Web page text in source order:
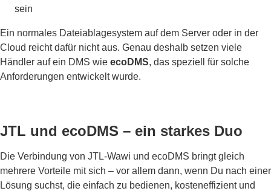
sein
Ein normales Dateiablagesystem auf dem Server oder in der
Cloud reicht dafür nicht aus. Genau deshalb setzen viele
Händler auf ein DMS wie ecoDMS, das speziell für solche
Anforderungen entwickelt wurde.
JTL und ecoDMS – ein starkes Duo
Die Verbindung von JTL-Wawi und ecoDMS bringt gleich
mehrere Vorteile mit sich – vor allem dann, wenn Du nach einer
Lösung suchst, die einfach zu bedienen, kosteneffizient und